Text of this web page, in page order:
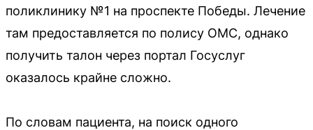
поликлинику №1 на проспекте Победы. Лечение
там предоставляется по полису ОМС, однако
получить талон через портал Госуслуг
оказалось крайне сложно.
По словам пациента, на поиск одного